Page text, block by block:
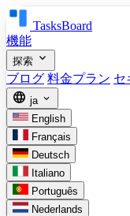
TasksBoard
機能
探索 expand_more
ブログ 料金プラン セ
language ja expand_more
English
Français
Deutsch
Italiano
Português
Nederlands